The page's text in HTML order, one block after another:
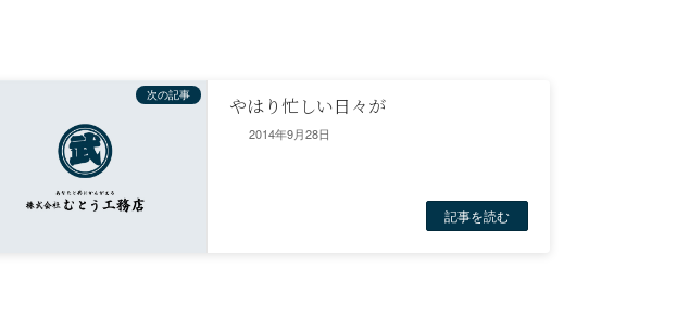
次の記事 やはり忙しい日々が
2014年9月28日
記事を読む